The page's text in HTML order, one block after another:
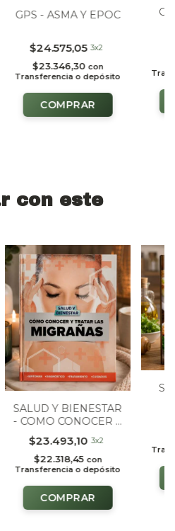
GPS - ASMA Y EPOC
$24.575,053x2
$23.346,30 con
Transferencia o depósito
con este
SALUD Y BIENESTAR
- COMO CONOCER Y
MIGRAÑAS
$23.493,103x2
$22.318,45 con
Transferencia o depósito